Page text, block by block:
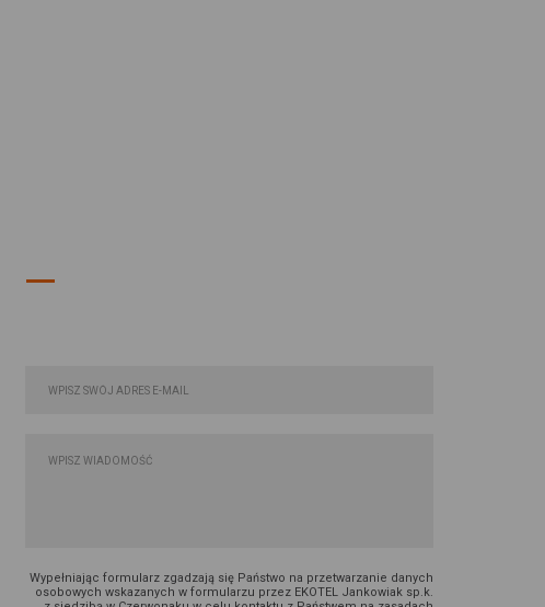
Wypełniając formularz zgadzają się Państwo na przetwarzanie danych
osobowych wskazanych w formularzu przez EKOTEL Jankowiak sp.k.